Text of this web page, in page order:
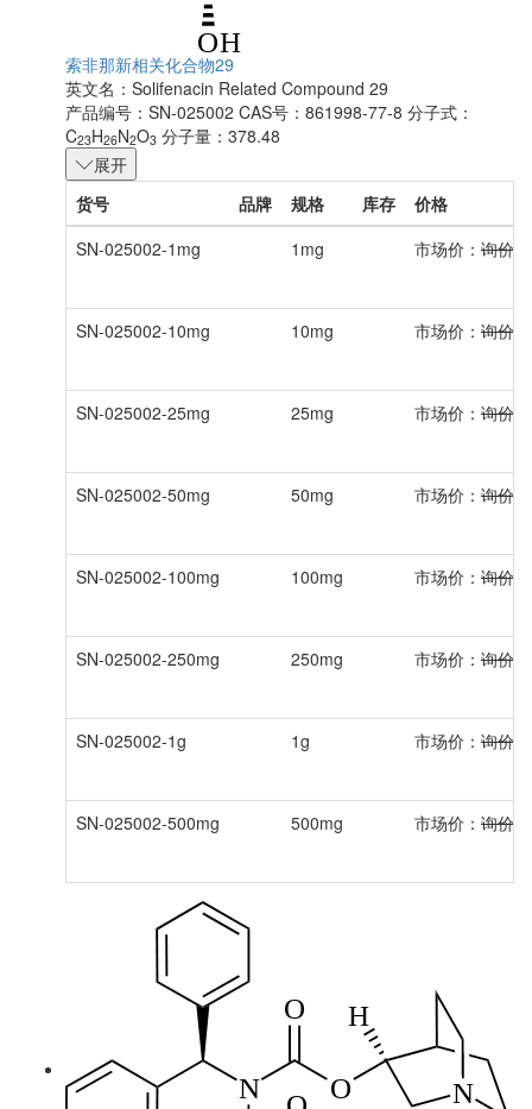
索非那新相关化合物29
英文名： Solifenacin Related Compound 29
产品编号：SN-025002 CAS号：861998-77-8 分子式：
C23H26N2O3 分子量：378.48
展开
货号
品牌 规格 库存
价格
SN-025002-1mg
1mg 市场价： 询价
SN-025002-10mg 10mg 市场价： 询价
SN-025002-25mg 25mg 市场价： 询价
SN-025002-50mg 50mg 市场价： 询价
SN-025002-100mg 100mg 市场价： 询价
SN-025002-250mg 250mg 市场价： 询价
SN-025002-1g 1g 市场价： 询价
SN-025002-500mg 500mg 市场价： 询价